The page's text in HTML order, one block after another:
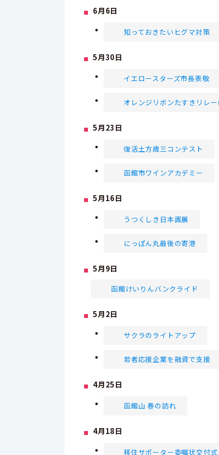
6月6日
知っておきたいヒグマ対策
5月30日
イエロースターズ市長表敬
オレンジリボンたすきリレ
5月23日
復活土方歳三コンテスト
函館市ワインアカデミー
5月16日
うつくしき日本画展
にっぽん丸最後の寄港
5月9日
函館けいりんバンクライド
5月2日
サクラのライトアップ
若者応援企業を融資で支援
4月25日
函館山 春の訪れ
4月18日
移住サポーター委嘱状交付式